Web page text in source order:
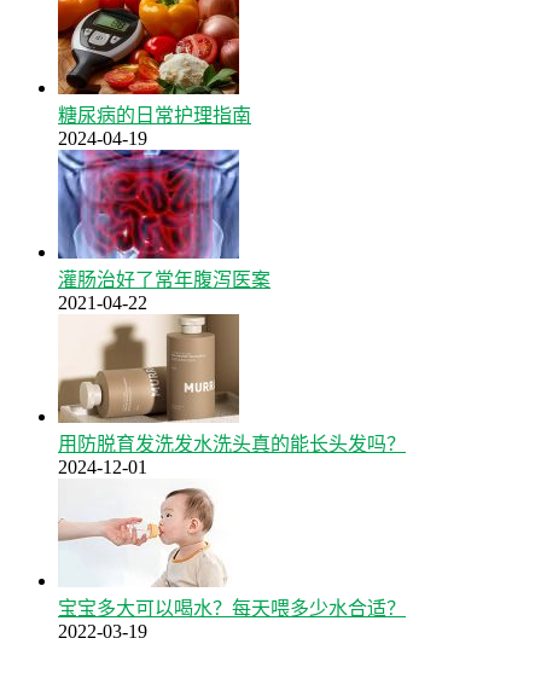
糖尿病的日常护理指南
2024-04-19
灌肠治好了常年腹泻医案
2021-04-22
用防脱育发洗发水洗头真的能长头发吗？
2024-12-01
宝宝多大可以喝水？每天喂多少水合适？
2022-03-19